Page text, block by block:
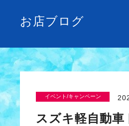
お店ブログ
イベント/キャンペーン
スズキ軽自動